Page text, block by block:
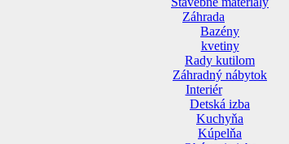
Záhrada
Bazény
kvetiny
Rady kutilom
Záhradný nábytok
Interiér
Detská izba
Kuchyňa
Kúpelňa